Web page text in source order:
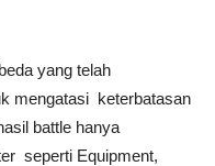
yang telah
mengatasi keterbatasan
battle hanya
seperti Equipment,